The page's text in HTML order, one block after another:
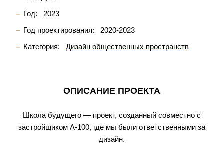
Год:
2023
Год проектирования:
2020-2023
Категория:
Дизайн общественных пространств
ОПИСАНИЕ ПРОЕКТА
Школа будущего — проект, созданный совместно с
застройщиком А-100, где мы были ответственными за
дизайн.